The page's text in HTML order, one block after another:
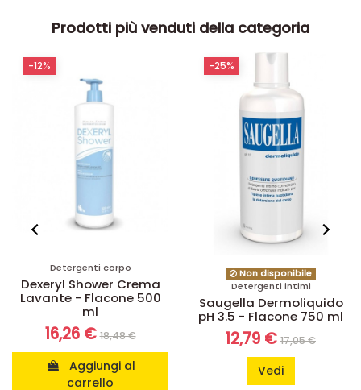
Prodotti più venduti della categoria
Detergenti corpo
Dexeryl Shower Crema
Lavante - Flacone 500
ml
16,26 € 18,48 €
carrello
-12%
Non disponibile
Detergenti intimi
Saugella Dermoliquido
pH 3.5 - Flacone 750 ml
12,79 € 17,05 €
Vedi
-25%